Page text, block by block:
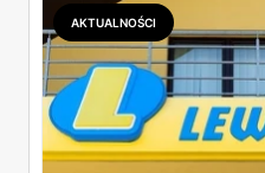
AKTUALNOŚCI